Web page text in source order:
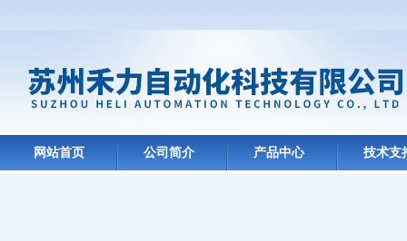
网站首页 公司简介 产品中心 技术支